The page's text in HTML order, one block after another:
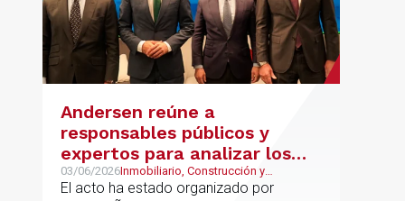
Andersen reúne a
responsables públicos y
expertos para analizar los
retos del urbanismo en
España
03/06/2026Inmobiliario, Construcción y
Urbanismo, Urbanismo
El acto ha estado organizado por